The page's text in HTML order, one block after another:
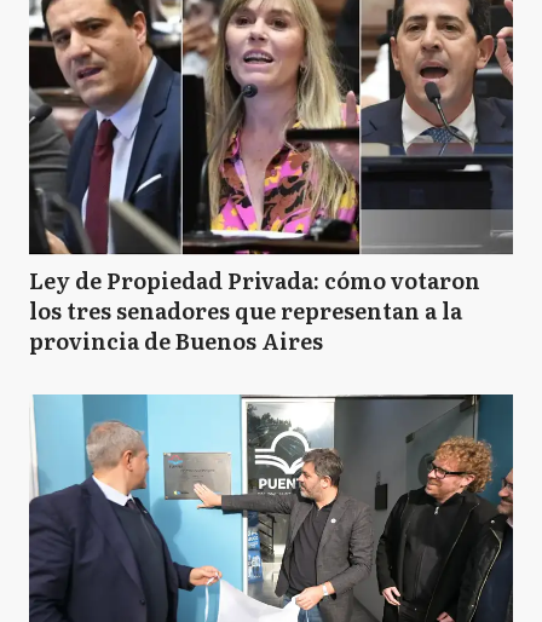
Ley de Propiedad Privada: cómo votaron
los tres senadores que representan a la
provincia de Buenos Aires